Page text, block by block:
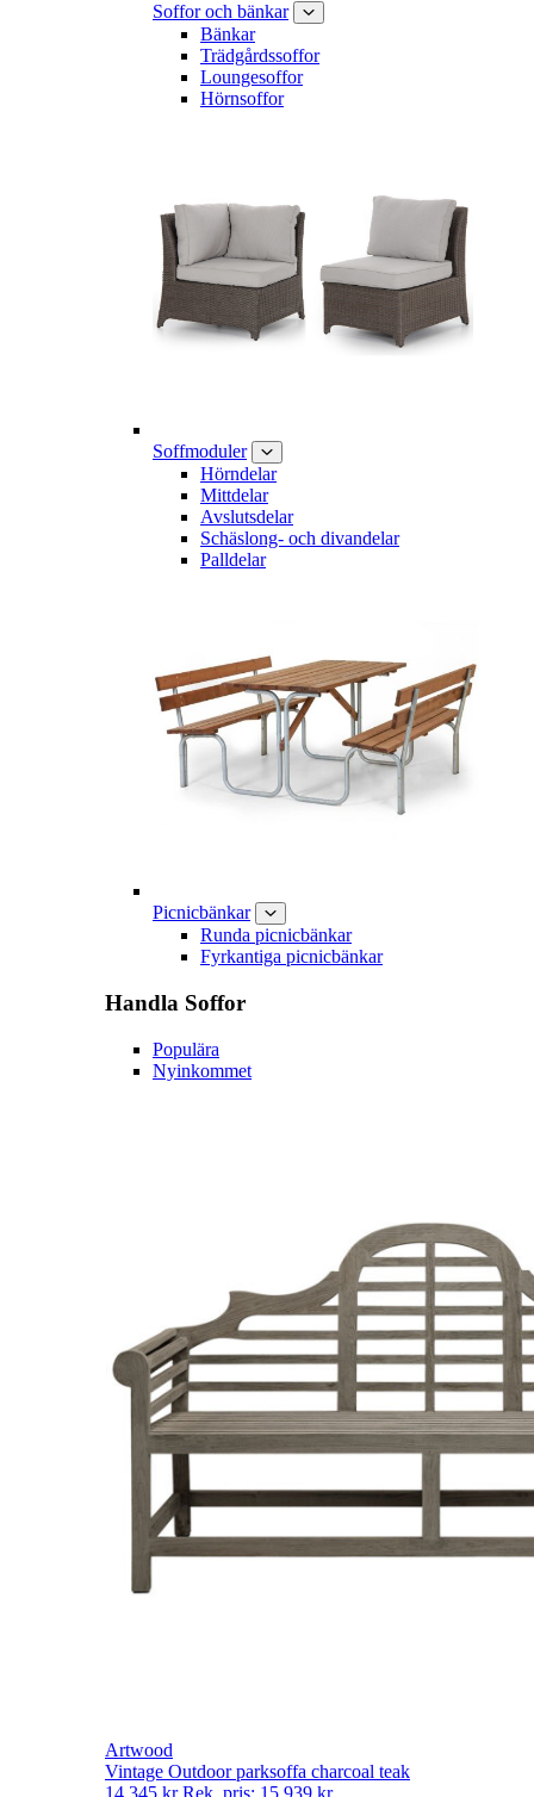
Soffor och bänkar
Bänkar
Trädgårdssoffor
Loungesoffor
Hörnsoffor
Soffmoduler
Hörndelar
Mittdelar
Avslutsdelar
Schäslong- och divandelar
Palldelar
Picnicbänkar
Runda picnicbänkar
Fyrkantiga picnicbänkar
Handla Soffor
Populära
Nyinkommet
Artwood
Vintage Outdoor parksoffa charcoal teak
14 345 kr Rek. pris: 15 939 kr